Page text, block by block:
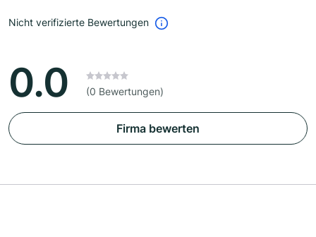
Nicht verifizierte Bewertungen
0.0 (0 Bewertungen)
Firma bewerten